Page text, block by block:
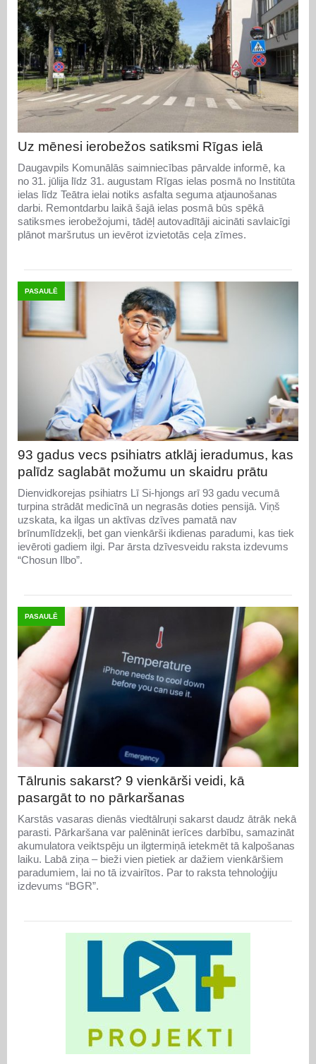
Uz mēnesi ierobežos satiksmi Rīgas ielā
Daugavpils Komunālās saimniecības pārvalde informē, ka
no 31. jūlija līdz 31. augustam Rīgas ielas posmā no Institūta
ielas līdz Teātra ielai notiks asfalta seguma atjaunošanas
darbi. Remontdarbu laikā šajā ielas posmā būs spēkā
satiksmes ierobežojumi, tādēļ autovadītāji aicināti savlaicīgi
plānot maršrutus un ievērot izvietotās ceļa zīmes.
PASAULĒ
93 gadus vecs psihiatrs atklāj ieradumus, kas
palīdz saglabāt možumu un skaidru prātu
Dienvidkorejas psihiatrs Lī Si-hjongs arī 93 gadu vecumā
turpina strādāt medicīnā un negrasās doties pensijā. Viņš
uzskata, ka ilgas un aktīvas dzīves pamatā nav
brīnumlīdzekļi, bet gan vienkārši ikdienas paradumi, kas tiek
ievēroti gadiem ilgi. Par ārsta dzīvesveidu raksta izdevums
“Chosun Ilbo”.
PASAULĒ
Tālrunis sakarst? 9 vienkārši veidi, kā
pasargāt to no pārkaršanas
Karstās vasaras dienās viedtālruņi sakarst daudz ātrāk nekā
parasti. Pārkaršana var palēnināt ierīces darbību, samazināt
akumulatora veiktspēju un ilgtermiņā ietekmēt tā kalpošanas
laiku. Labā ziņa – bieži vien pietiek ar dažiem vienkāršiem
paradumiem, lai no tā izvairītos. Par to raksta tehnoloģiju
izdevums “BGR”.